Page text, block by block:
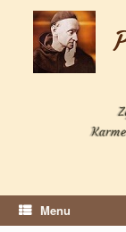
content
Menu